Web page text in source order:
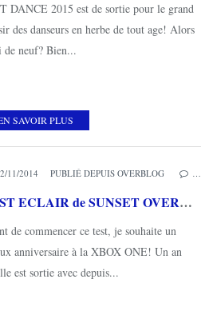
DANCE 2015 est de sortie pour le grand
des danseurs en herbe de tout age! Alors
de neuf? Bien...
SAVOIR PLUS
11/2014 PUBLIÉ DEPUIS OVERBLOG …
TEST ECLAIR de SUNSET OVERDRIVE (exclusivité XBOX ONE): un INFAMOUS version DEAD SPACE urbain mais trop bourrin...
de commencer ce test, je souhaite un
anniversaire à la XBOX ONE! Un an
est sortie avec depuis...